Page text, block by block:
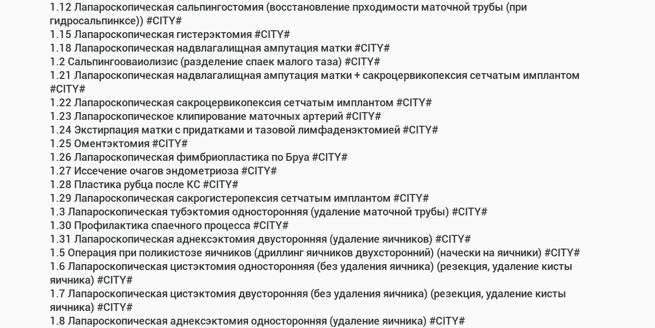
1.12 Лапароскопическая сальпингостомия (восстановление прходимости маточной трубы (при
гидросальпинксе)) #CITY#
1.15 Лапароскопическая гистерэктомия #CITY#
1.18 Лапароскопическая надвлагалищная ампутация матки #CITY#
1.2 Сальпингооваиолизис (разделение спаек малого таза) #CITY#
1.21 Лапароскопическая надвлагалищная ампутация матки + сакроцервикопексия сетчатым имплантом
#CITY#
1.22 Лапароскопическая сакроцервикопексия сетчатым имплантом #CITY#
1.23 Лапароскопическое клипирование маточных артерий #CITY#
1.24 Экстирпация матки с придатками и тазовой лимфаденэктомией #CITY#
1.25 Оментэктомия #CITY#
1.26 Лапароскопическая фимбриопластика по Бруа #CITY#
1.27 Иссечение очагов эндометриоза #CITY#
1.28 Пластика рубца после КС #CITY#
1.29 Лапароскопическая сакрогистеропексия сетчатым имплантом #CITY#
1.3 Лапароскопическая тубэктомия односторонняя (удаление маточной трубы) #CITY#
1.30 Профилактика спаечного процесса #CITY#
1.31 Лапароскопическая аднексэктомия двусторонняя (удаление яичников) #CITY#
1.5 Операция при поликистозе яичников (дриллинг яичников двухсторонний) (начески на яичники) #CITY#
1.6 Лапароскопическая цистэктомия односторонняя (без удаления яичника) (резекция, удаление кисты
яичника) #CITY#
1.7 Лапароскопическая цистэктомия двусторонняя (без удаления яичника) (резекция, удаление кисты
яичника) #CITY#
1.8 Лапароскопическая аднексэктомия односторонняя (удаление яичника) #CITY#